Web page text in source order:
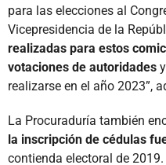
para las elecciones al
Vicepresidencia de la
realizadas para estos
votaciones de autoridades
realizarse en el año 2023”,
La Procuraduría también
la inscripción de cédulas
contienda electoral de 2019.